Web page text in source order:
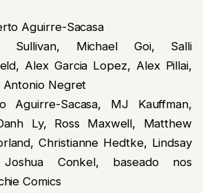
Aguirre-Sacasa
Sullivan, Michael Goi, Salli
Alex Garcia Lopez, Alex Pillai,
Antonio Negret
Aguirre-Sacasa, MJ Kauffman,
Ly, Ross Maxwell, Matthew
Christianne Hedtke, Lindsay
Conkel, baseado nos
Comics